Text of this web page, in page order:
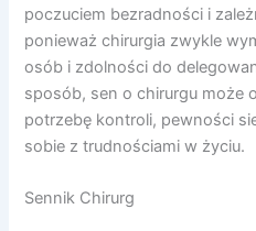
poczuciem bezradności i
ponieważ chirurgia zwykle
osób i zdolności do
sposób, sen o chirurgu może
potrzebę kontroli, pewności
sobie z trudnościami w życiu.
Sennik Chirurg